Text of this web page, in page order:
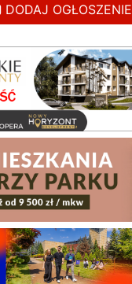
DODAJ OGŁOSZENIE